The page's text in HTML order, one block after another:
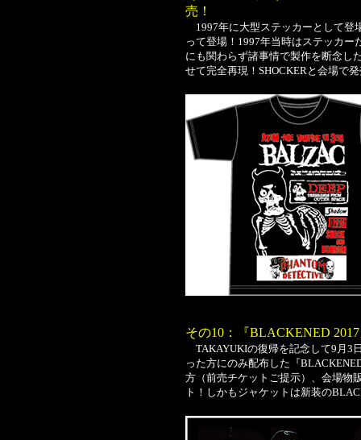
売！
1997年に大型ステッカーとして登
って登場！1997年当時はステッカ
にも関わらず諸事情で製作を断念し
せて完全再現！SHOCKERと会場で
その10：『BLACKENED
TAKAYUKIの復帰を記念して9月3
った方にのみ配布した『
方（前売チケットご提示）、会場物
ト！しかもジャケットは新装の